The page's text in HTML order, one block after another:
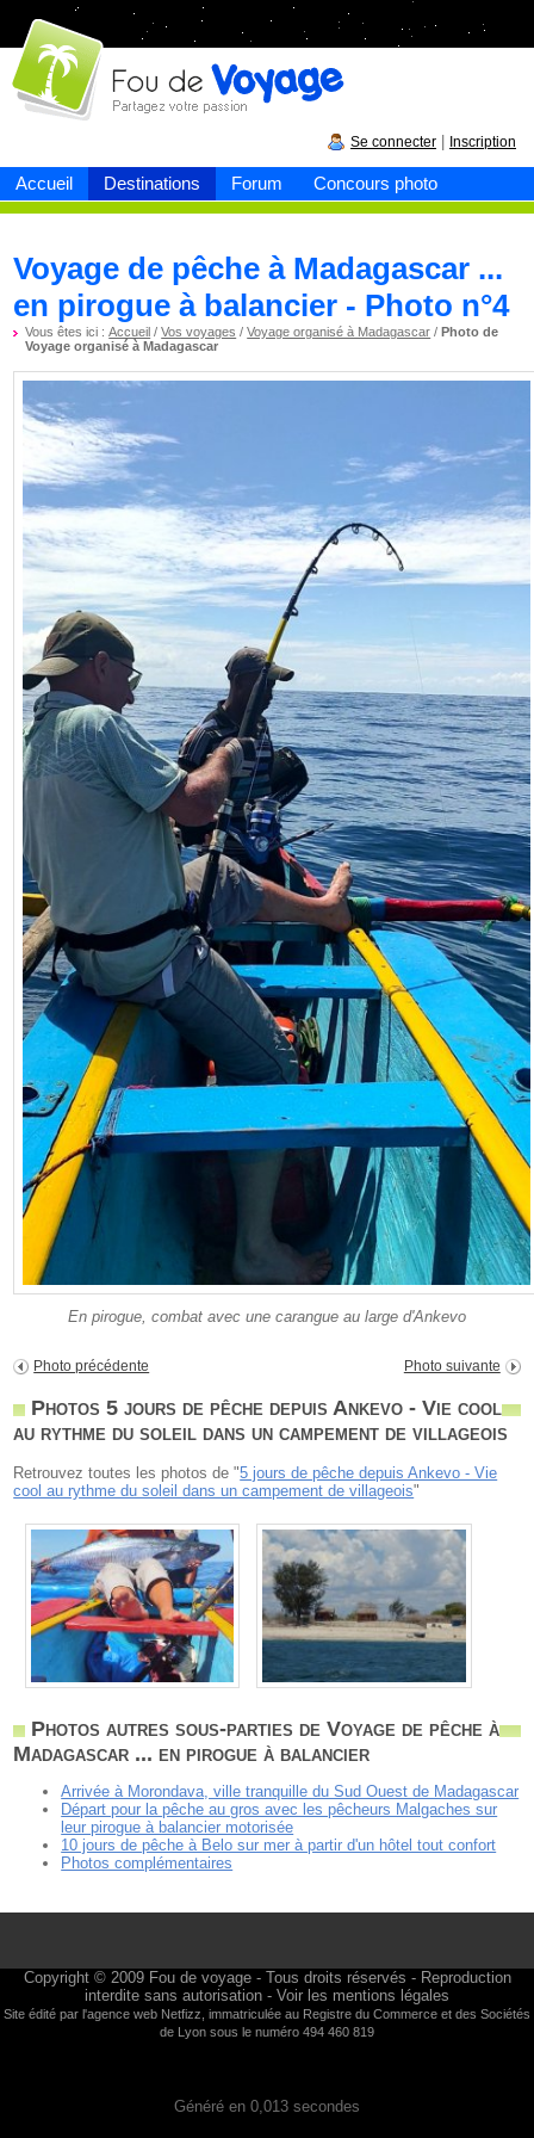
Accueil Destinations Forum Concours photo
Fou devoyage
Se connecter Inscription
Voyage de pêche à Madagascar ...
en pirogue à balancier - Photo n°4
Vous êtes ici :Accueil /Vos voyages /Voyage organisé à Madagascar /Photo de
Voyage organisé à Madagascar
En pirogue, combat avec une carangue au large d'Ankevo
Photo précédente Photo suivante
Photos 5 jours de pêche depuis Ankevo - Vie cool
au rythme du soleil dans un campement de villageois
Retrouvez toutes les photos de "5 jours de pêche depuis Ankevo - Vie
cool au rythme du soleil dans un campement de villageois"
Photos autres sous-parties de Voyage de pêche à
Madagascar ... en pirogue à balancier
Arrivée à Morondava, ville tranquille du Sud Ouest de Madagascar
Départ pour la pêche au gros avec les pêcheurs Malgaches sur
leur pirogue à balancier motorisée
10 jours de pêche à Belo sur mer à partir d'un hôtel tout confort
Photos complémentaires
Copyright © 2009 Fou de voyage- Tous droits réservés - Reproduction
interdite sans autorisation - Voir les mentions légales
Site édité par l'agence web Netfizz , immatriculée au Registre du Commerce et des Sociétés
de Lyon sous le numéro 494 460 819
Généré en 0,013 secondes